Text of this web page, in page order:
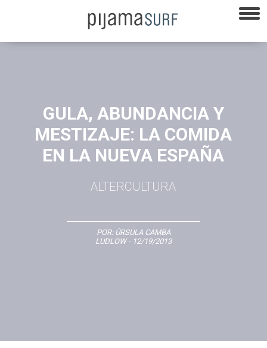
GULA, ABUNDANCIA Y
MESTIZAJE: LA COMIDA
EN LA NUEVA ESPAÑA
ALTERCULTURA
POR: ÚRSULA CAMBA
LUDLOW- 12/19/2013